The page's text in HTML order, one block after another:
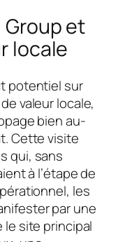
Group et
locale
potentiel sur
valeur locale,
bien au-
Cette visite
qui, sans
à l’étape de
les
par une
site principal